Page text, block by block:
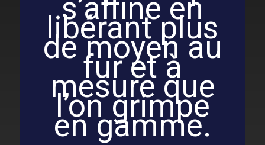
s’affine en
libérant plus
de moyen au
fur et à
mesure que
l’on grimpe
en gamme.